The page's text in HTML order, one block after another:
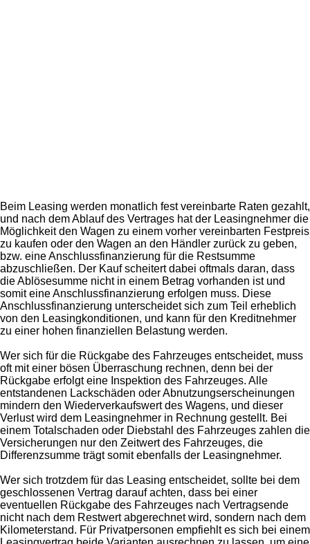
Beim Leasing werden monatlich fest vereinbarte Raten gezahlt,
und nach dem Ablauf des Vertrages hat der Leasingnehmer die
Möglichkeit den Wagen zu einem vorher vereinbarten Festpreis
zu kaufen oder den Wagen an den Händler zurück zu geben,
bzw. eine Anschlussfinanzierung für die Restsumme
abzuschließen. Der Kauf scheitert dabei oftmals daran, dass
die Ablösesumme nicht in einem Betrag vorhanden ist und
somit eine Anschlussfinanzierung erfolgen muss. Diese
Anschlussfinanzierung unterscheidet sich zum Teil erheblich
von den Leasingkonditionen, und kann für den Kreditnehmer
zu einer hohen finanziellen Belastung werden.
Wer sich für die Rückgabe des Fahrzeuges entscheidet, muss
oft mit einer bösen Überraschung rechnen, denn bei der
Rückgabe erfolgt eine Inspektion des Fahrzeuges. Alle
entstandenen Lackschäden oder Abnutzungserscheinungen
mindern den Wiederverkaufswert des Wagens, und dieser
Verlust wird dem Leasingnehmer in Rechnung gestellt. Bei
einem Totalschaden oder Diebstahl des Fahrzeuges zahlen die
Versicherungen nur den Zeitwert des Fahrzeuges, die
Differenzsumme trägt somit ebenfalls der Leasingnehmer.
Wer sich trotzdem für das Leasing entscheidet, sollte bei dem
geschlossenen Vertrag darauf achten, dass bei einer
eventuellen Rückgabe des Fahrzeuges nach Vertragsende
nicht nach dem Restwert abgerechnet wird, sondern nach dem
Kilometerstand. Für Privatpersonen empfiehlt es sich bei einem